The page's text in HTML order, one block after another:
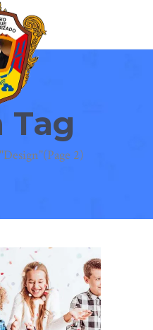
Tag
(Page 2)